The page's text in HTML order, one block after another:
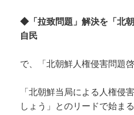
◆「拉致問題」解決を「北
自民
で、「北朝鮮人権侵害問題
「北朝鮮当局による人権侵
しょう」とのリードで始ま